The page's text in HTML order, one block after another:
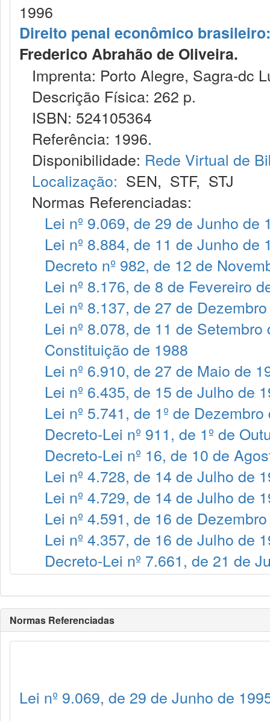
1996
Direito penal econômico
Frederico Abrahão de Oliveira.
Imprenta: Porto Alegre, Sagra-dc
Descrição Física: 262 p.
ISBN: 524105364
Referência: 1996.
Disponibilidade: Rede Virtual de
Localização: SEN, STF, STJ
Normas Referenciadas:
Lei nº 9.069, de 29 de Junho de
Lei nº 8.884, de 11 de Junho de
Decreto nº 982, de 12 de
Lei nº 8.176, de 8 de Fevereiro
Lei nº 8.137, de 27 de
Lei nº 8.078, de 11 de Setembro
Constituição de 1988
Lei nº 6.910, de 27 de Maio de
Lei nº 6.435, de 15 de Julho de
Lei nº 5.741, de 1º de
Decreto-Lei nº 911, de 1º de
Decreto-Lei nº 16, de 10 de
Lei nº 4.728, de 14 de Julho de
Lei nº 4.729, de 14 de Julho de
Lei nº 4.591, de 16 de
Lei nº 4.357, de 16 de Julho de
Decreto-Lei nº 7.661, de 21 de
Normas Referenciadas
Lei nº 9.069, de 29 de Junho de